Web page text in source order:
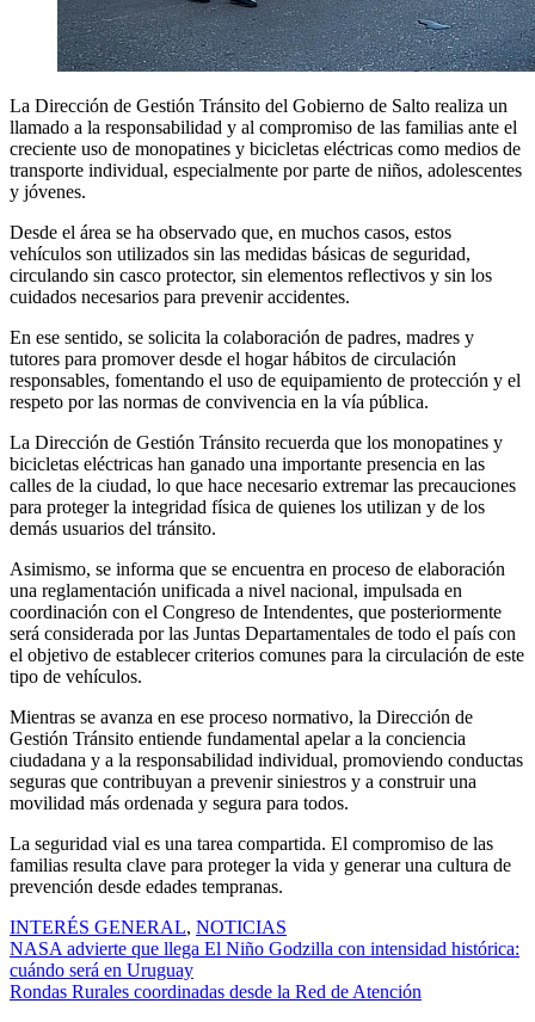
La Dirección de Gestión Tránsito del Gobierno de Salto realiza un
llamado a la responsabilidad y al compromiso de las familias ante el
creciente uso de monopatines y bicicletas eléctricas como medios de
transporte individual, especialmente por parte de niños, adolescentes
y jóvenes.
Desde el área se ha observado que, en muchos casos, estos
vehículos son utilizados sin las medidas básicas de seguridad,
circulando sin casco protector, sin elementos reflectivos y sin los
cuidados necesarios para prevenir accidentes.
En ese sentido, se solicita la colaboración de padres, madres y
tutores para promover desde el hogar hábitos de circulación
responsables, fomentando el uso de equipamiento de protección y el
respeto por las normas de convivencia en la vía pública.
La Dirección de Gestión Tránsito recuerda que los monopatines y
bicicletas eléctricas han ganado una importante presencia en las
calles de la ciudad, lo que hace necesario extremar las precauciones
para proteger la integridad física de quienes los utilizan y de los
demás usuarios del tránsito.
Asimismo, se informa que se encuentra en proceso de elaboración
una reglamentación unificada a nivel nacional, impulsada en
coordinación con el Congreso de Intendentes, que posteriormente
será considerada por las Juntas Departamentales de todo el país con
el objetivo de establecer criterios comunes para la circulación de este
tipo de vehículos.
Mientras se avanza en ese proceso normativo, la Dirección de
Gestión Tránsito entiende fundamental apelar a la conciencia
ciudadana y a la responsabilidad individual, promoviendo conductas
seguras que contribuyan a prevenir siniestros y a construir una
movilidad más ordenada y segura para todos.
La seguridad vial es una tarea compartida. El compromiso de las
familias resulta clave para proteger la vida y generar una cultura de
prevención desde edades tempranas.
INTERÉS GENERAL, NOTICIAS
Navegación
de
NASA advierte que llega El Niño Godzilla con intensidad histórica:
cuándo será en Uruguay
Rondas Rurales coordinadas desde la Red de Atención